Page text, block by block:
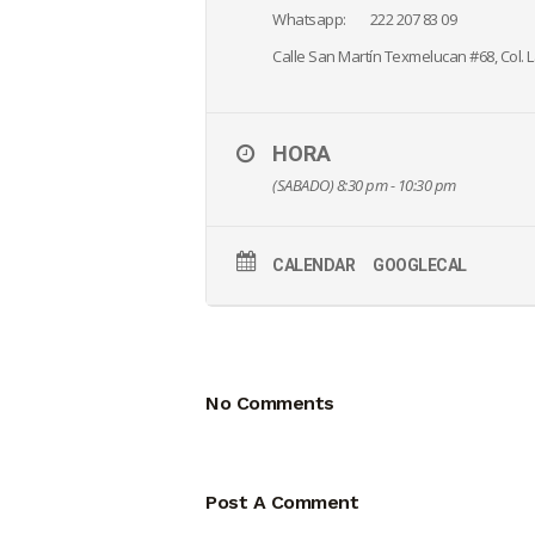
Whatsapp: 222 207 83 09
Calle San Martín Texmelucan #68, Col.
HORA
(SABADO) 8:30 pm - 10:30 pm
CALENDAR GOOGLECAL
No Comments
Post A Comment